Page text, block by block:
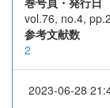
vol.76, no.4,
参考文献数
2
2023-06-28